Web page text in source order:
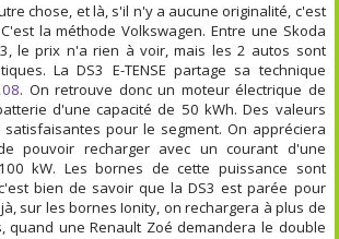
chose, et là, s'il n'y a aucune originalité, c'est
la méthode Volkswagen. Entre une Skoda
le prix n'a rien à voir, mais les 2 autos sont
La DS3 E-TENSE partage sa technique
. On retrouve donc un moteur électrique de
d'une capacité de 50 kWh. Des valeurs
pour le segment. On appréciera
pouvoir recharger avec un courant d'une
kW. Les bornes de cette puissance sont
bien de savoir que la DS3 est parée pour
sur les bornes Ionity, on rechargera à plus de
quand une Renault Zoé demandera le double